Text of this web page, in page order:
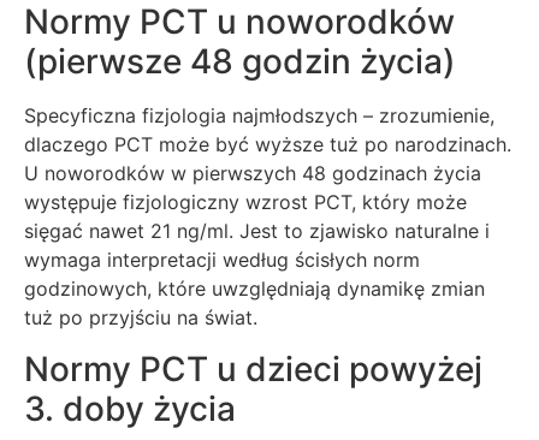
Normy PCT u noworodków
(pierwsze 48 godzin życia)
Specyficzna fizjologia najmłodszych – zrozumienie,
dlaczego PCT może być wyższe tuż po narodzinach.
U noworodków w pierwszych 48 godzinach życia
występuje fizjologiczny wzrost PCT, który może
sięgać nawet 21 ng/ml. Jest to zjawisko naturalne i
wymaga interpretacji według ścisłych norm
godzinowych, które uwzględniają dynamikę zmian
tuż po przyjściu na świat.
Normy PCT u dzieci powyżej
3. doby życia